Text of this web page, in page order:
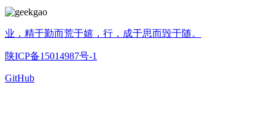
业，精于勤而荒于嬉，行，成于思而毁于随。
陕ICP备15014987号-1
GitHub